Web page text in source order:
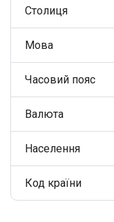
Столиця
Мова
Часовий пояс
Валюта
Населення
Код країни